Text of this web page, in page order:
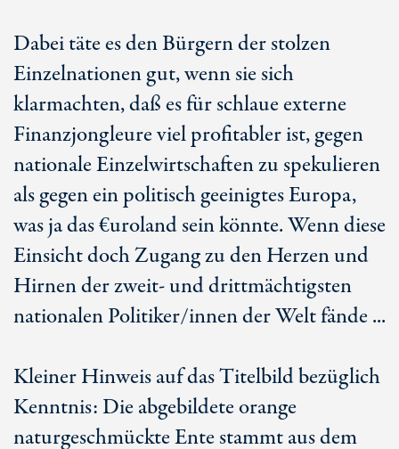
Dabei täte es den Bürgern der stolzen
Einzelnationen gut, wenn sie sich
klarmachten, daß es für schlaue externe
Finanzjongleure viel profitabler ist, gegen
nationale Einzelwirtschaften zu spekulieren
als gegen ein politisch geeinigtes Europa,
was ja das €uroland sein könnte. Wenn diese
Einsicht doch Zugang zu den Herzen und
Hirnen der zweit- und drittmächtigsten
nationalen Politiker/innen der Welt fände ...
Kleiner Hinweis auf das Titelbild bezüglich
Kenntnis: Die abgebildete orange
naturgeschmückte Ente stammt aus dem